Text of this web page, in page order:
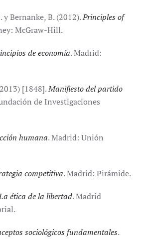
y Bernanke, B. (2012).Principles of
McGraw-Hill.
de economía. Madrid:
[1848].Manifiesto del partido
de Investigaciones
humana. Madrid: Unión
competitiva. Madrid: Pirámide.
ética de la libertad. Madrid
sociológicos fundamentales.